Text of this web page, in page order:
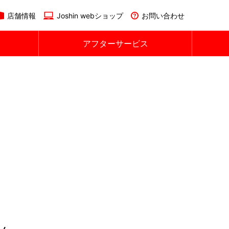
店舗情報 Joshin webショップ お問い合わせ
アフターサービス